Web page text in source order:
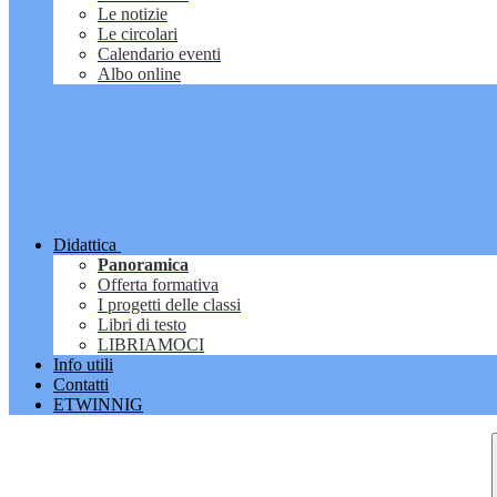
Le notizie
Le circolari
Calendario eventi
Albo online
Didattica
Panoramica
Offerta formativa
I progetti delle classi
Libri di testo
LIBRIAMOCI
Info utili
Contatti
ETWINNIG